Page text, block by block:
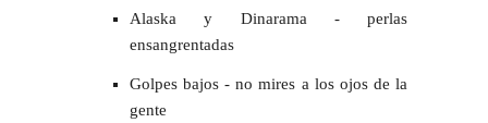
Alaska y Dinarama - perlas
ensangrentadas
Golpes bajos - no mires a los ojos de la
gente